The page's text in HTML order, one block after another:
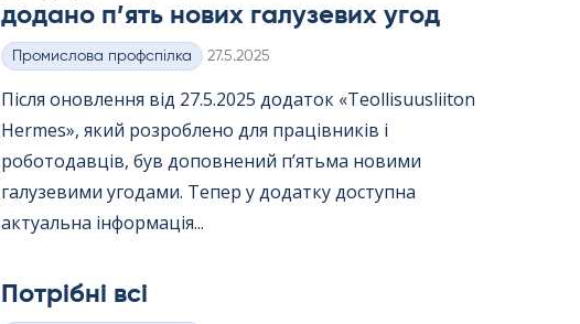
додано п’ять нових галузевих угод
Категорії
Промислова профспілка Kirjoitettu
27.5.2025
Після оновлення від 27.5.2025 додаток «Teol­li­suus­lii­ton
Her­mes», який розроблено для працівників і
роботодавців, був доповнений п’ятьма новими
галузевими угодами. Тепер у додатку доступна
актуальна інформація...
Потрібні всі